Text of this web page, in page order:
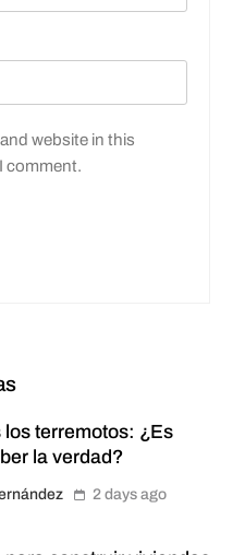
website in this
comment.
los terremotos: ¿Es
la verdad?
2 days ago